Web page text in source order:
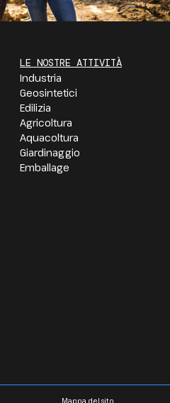
LE NOSTRE ATTIVITÀ
Industria
Geosintetici
Edilizia
Agricoltura
Aquacoltura
Giardinaggio
Emballage